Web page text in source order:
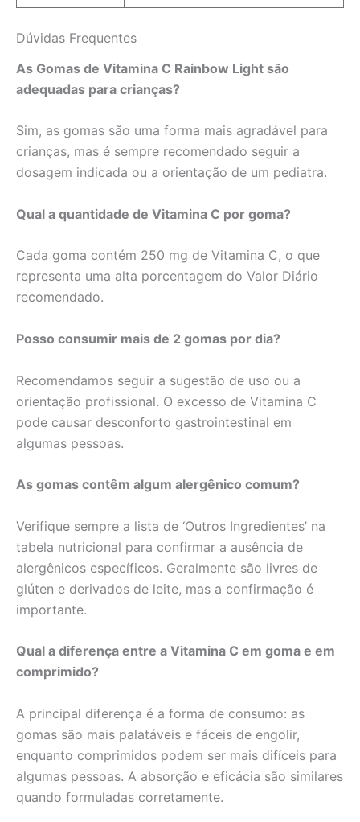
Dúvidas Frequentes
As Gomas de Vitamina C Rainbow Light são
adequadas para crianças?
Sim, as gomas são uma forma mais agradável para
crianças, mas é sempre recomendado seguir a
dosagem indicada ou a orientação de um pediatra.
Qual a quantidade de Vitamina C por goma?
Cada goma contém 250 mg de Vitamina C, o que
representa uma alta porcentagem do Valor Diário
recomendado.
Posso consumir mais de 2 gomas por dia?
Recomendamos seguir a sugestão de uso ou a
orientação profissional. O excesso de Vitamina C
pode causar desconforto gastrointestinal em
algumas pessoas.
As gomas contêm algum alergênico comum?
Verifique sempre a lista de ‘Outros Ingredientes’ na
tabela nutricional para confirmar a ausência de
alergênicos específicos. Geralmente são livres de
glúten e derivados de leite, mas a confirmação é
importante.
Qual a diferença entre a Vitamina C em goma e em
comprimido?
A principal diferença é a forma de consumo: as
gomas são mais palatáveis e fáceis de engolir,
enquanto comprimidos podem ser mais difíceis para
algumas pessoas. A absorção e eficácia são similares
quando formuladas corretamente.